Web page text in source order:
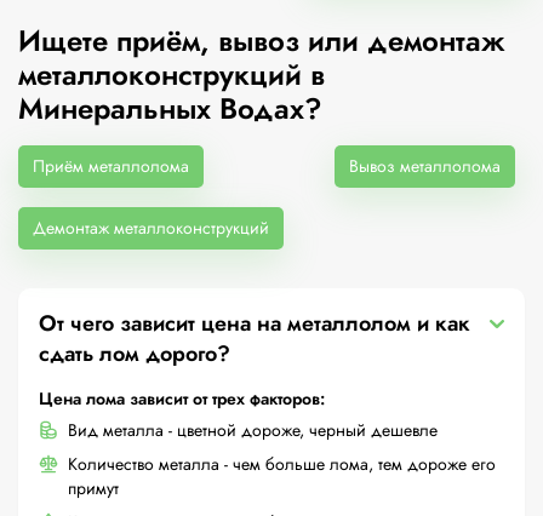
Ищете приём, вывоз или демонтаж
металлоконструкций в
Минеральных Водах?
Приём металлолома Вывоз металлолома
Демонтаж металлоконструкций
От чего зависит цена на металлолом и как
сдать лом дорого?
Цена лома зависит от трех факторов:
Вид металла - цветной дороже, черный дешевле
Количество металла - чем больше лома, тем дороже его
примут